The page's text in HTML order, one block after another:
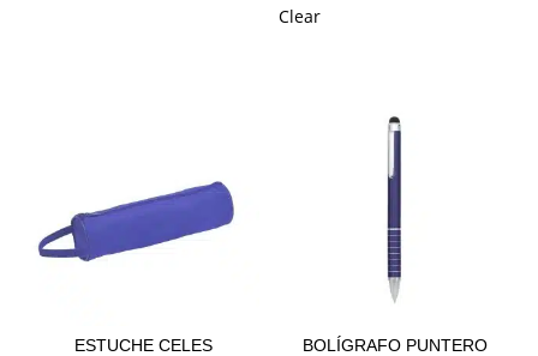
Clear
ESTUCHE CELES
BOLÍGRAFO PUNTERO